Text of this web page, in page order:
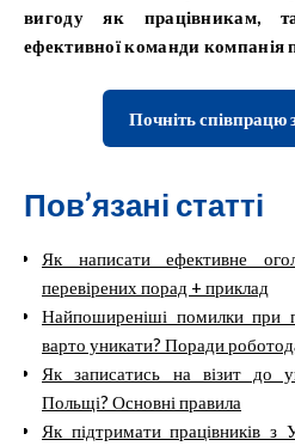
вигоду як працівникам,
ефективної команди компанія
Почніть співпрацю
Пов’язані статті
Як написати ефективне
перевірених порад + приклад
Найпоширеніші помилки при
варто уникати? Поради
Як записатись на візит до
Польщі? Основні правила
Як підтримати працівників